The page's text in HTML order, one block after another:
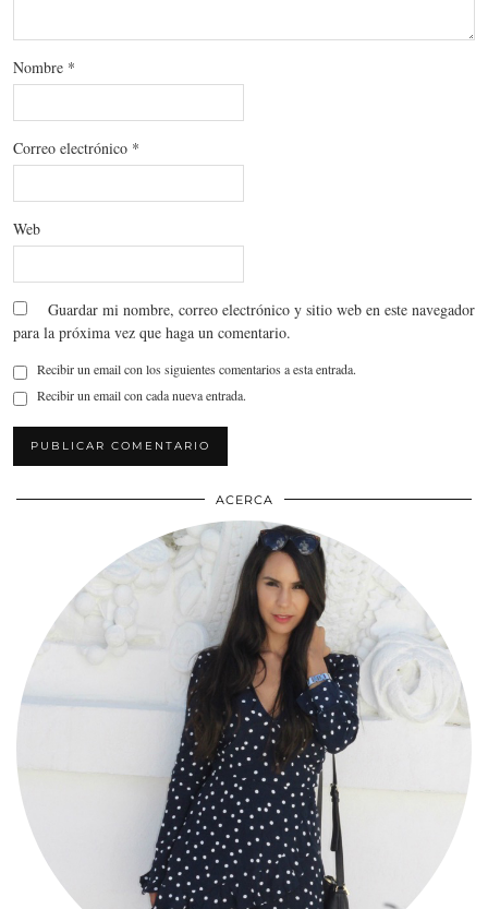
Nombre *
Correo electrónico *
Web
Guardar mi nombre, correo electrónico y sitio web en este navegador
para la próxima vez que haga un comentario.
Recibir un email con los siguientes comentarios a esta entrada.
Recibir un email con cada nueva entrada.
ACERCA